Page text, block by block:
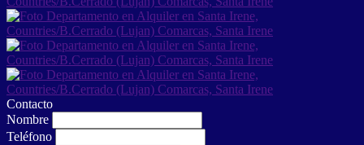
Contacto
Nombre
Teléfono